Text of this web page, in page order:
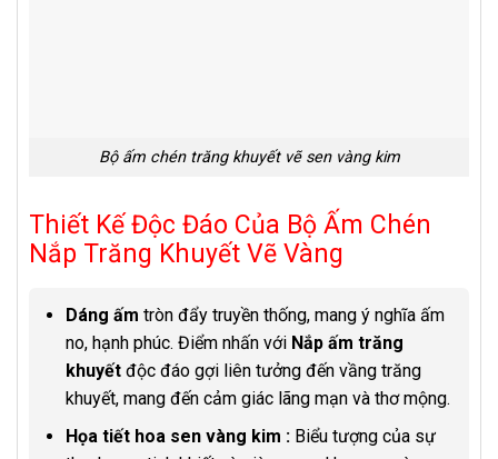
Bộ ấm chén trăng khuyết vẽ sen vàng kim
Thiết Kế Độc Đáo Của Bộ Ấm Chén
Nắp Trăng Khuyết Vẽ Vàng
Dáng ấm tròn đẩy truyền thống, mang ý nghĩa ấm
no, hạnh phúc. Điểm nhấn với Nắp ấm trăng
khuyếtđộc đáo gợi liên tưởng đến vầng trăng
khuyết, mang đến cảm giác lãng mạn và thơ mộng.
Họa tiết hoa sen vàng kim : Biểu tượng của sự